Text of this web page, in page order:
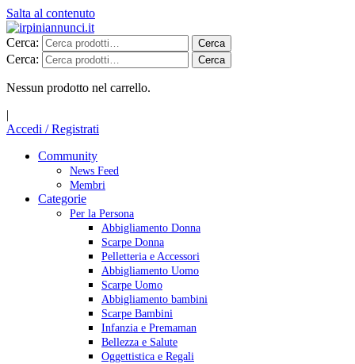
Salta al contenuto
Cerca: Cerca
Cerca: Cerca
Nessun prodotto nel carrello.
|
Accedi / Registrati
Community
News Feed
Membri
Categorie
Per la Persona
Abbigliamento Donna
Scarpe Donna
Pelletteria e Accessori
Abbigliamento Uomo
Scarpe Uomo
Abbigliamento bambini
Scarpe Bambini
Infanzia e Premaman
Bellezza e Salute
Oggettistica e Regali